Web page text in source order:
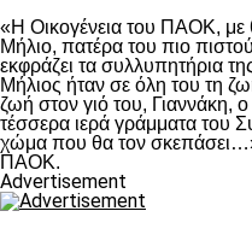
«Η Οικογένεια του ΠΑΟΚ, με
Μήλιο, πατέρα του πιο
εκφράζει τα συλλυπητήρια
Μήλιος ήταν σε όλη του τη
ζωή στον γιό του, Γιαννάκη,
τέσσερα ιερά γράμματα του
χώμα που θα τον
ΠΑΟΚ.
Advertisement